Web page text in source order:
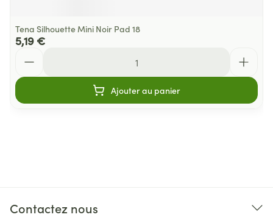
Tena Silhouette Mini Noir Pad 18
5,19 €
Ajouter au panier
Contactez nous